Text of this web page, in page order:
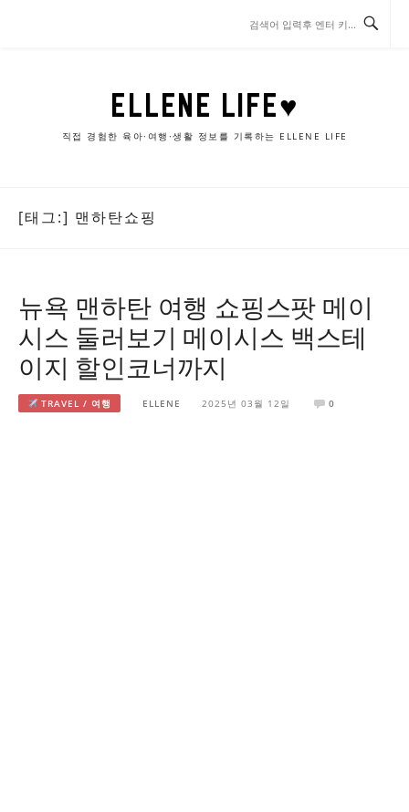
ELLENE LIFE♥
직접 경험한 육아·여행·생활 정보를 기록하는 ELLENE LIFE
[태그:] 맨하탄쇼핑
뉴욕 맨하탄 여행 쇼핑스팟 메이
시스 둘러보기 메이시스 백스테
이지 할인코너까지
TRAVEL / 여행 ELLENE 2025년 03월 12일 0